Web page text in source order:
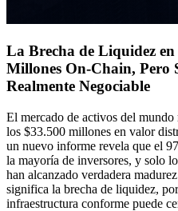
La Brecha de Liquidez
Millones On-Chain, Pero
Realmente Negociable
El mercado de activos del mundo
los $33.500 millones en valor
un nuevo informe revela que el
la mayoría de inversores, y solo
han alcanzado verdadera
significa la brecha de liquidez,
infraestructura conforme puede